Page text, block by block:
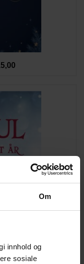
Om
innhold og
sosiale